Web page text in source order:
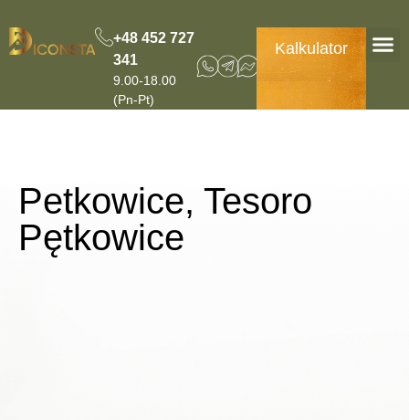
+48 452 727
341
9.00-18.00
(Pn-Pt)
Kalkulator
Petkowice, Tesoro
Pętkowice